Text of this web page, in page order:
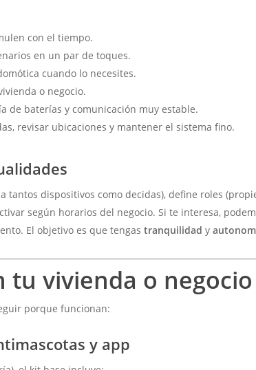
con el tiempo.
en un par de toques.
cuando lo necesites.
o negocio.
de baterías y comunicación muy estable.
revisar ubicaciones y mantener el sistema fino.
tantos dispositivos como decidas), define roles
según horarios del negocio. Si te interesa,
El objetivo es que tengastranquilidad y
tu vivienda o negocio
porque funcionan:
y app